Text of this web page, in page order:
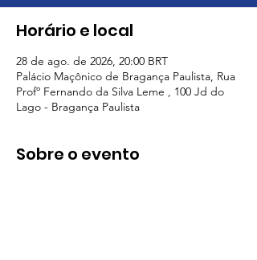
Horário e local
28 de ago. de 2026, 20:00 BRT
Palácio Maçônico de Bragança Paulista, Rua
Profº Fernando da Silva Leme , 100 Jd do
Lago - Bragança Paulista
Sobre o evento